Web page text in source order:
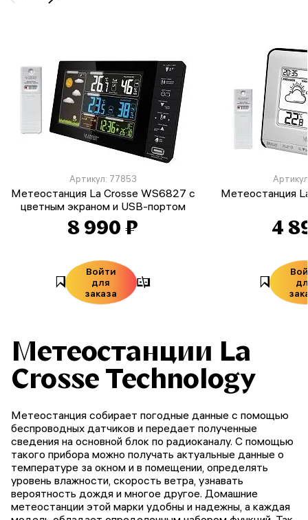
Артикул: 77853
Метеостанция La Crosse WS6827 с
цветным экраном и USB-портом
8 990 ₽
Войти
для
заказа
Метеостанция
4
Метеостанции La
Crosse Technology
Метеостанция собирает погодные данные с помощью
беспроводных датчиков и передает полученные
сведения на основной блок по радиоканалу. С помощью
такого прибора можно получать актуальные данные о
температуре за окном и в помещении, определять
уровень влажности, скорость ветра, узнавать
вероятность дождя и многое другое. Домашние
метеостанции этой марки удобны и надежны, а каждая